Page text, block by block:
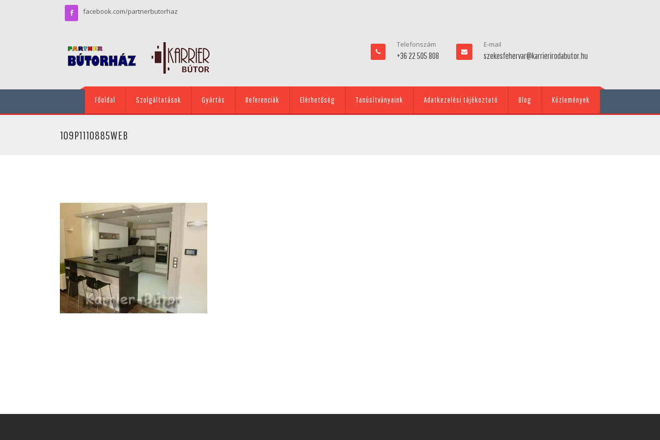
facebook.com/partnerbutorhaz
Telefonszám
+36 22 505 808
E-mail
szekesfehervar@karrierirodabutor.hu
Főoldal Szolgáltatások Gyártás Referenciák Elérhetőség Tanúsítványaink Adatkezelési tájékoztató Blog Közlemények
109P1110885WEB